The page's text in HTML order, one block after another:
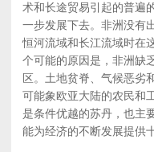
术和长途贸易引起的普遍
一步发展下去。非洲没有
恒河流域和长江流域时在
个可能的原因是，非洲缺
区。土地贫脊、气候恶劣
可能象欧亚大陆的农民和
是条件优越的苏丹，也主
能为经济的不断发展提供